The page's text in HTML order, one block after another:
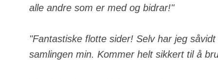
alle andre som er med og bidrar!"
"Fantastiske flotte sider! Selv har jeg
samlingen min. Kommer helt sikkert til å